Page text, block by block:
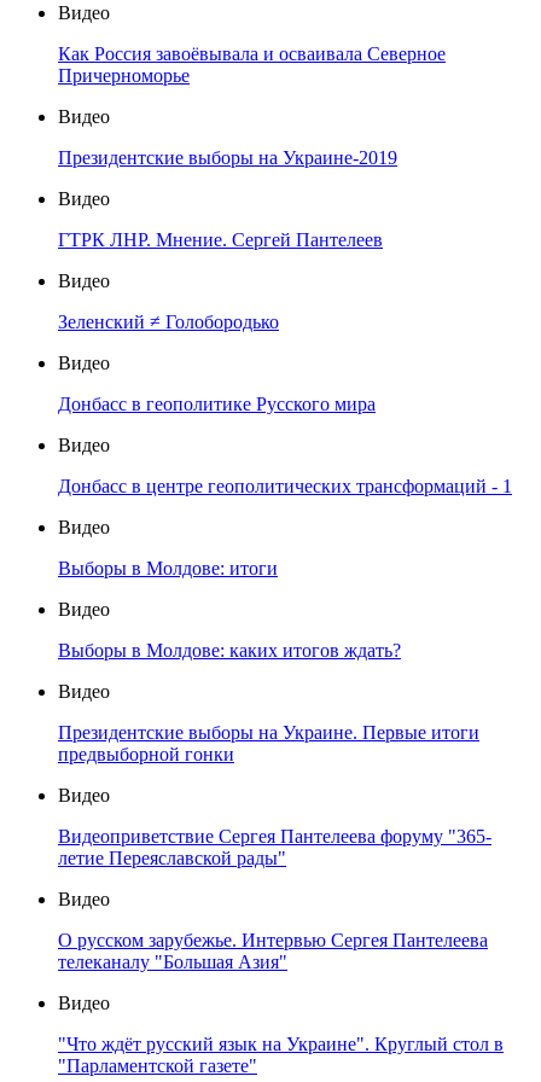
Видео
Как Россия завоёвывала и осваивала Северное
Причерноморье
Видео
Президентские выборы на Украине-2019
Видео
ГТРК ЛНР. Мнение. Сергей Пантелеев
Видео
Зеленский ≠ Голобородько
Видео
Донбасс в геополитике Русского мира
Видео
Донбасс в центре геополитических трансформаций - 1
Видео
Выборы в Молдове: итоги
Видео
Выборы в Молдове: каких итогов ждать?
Видео
Президентские выборы на Украине. Первые итоги
предвыборной гонки
Видео
Видеоприветствие Сергея Пантелеева форуму "365-
летие Переяславской рады"
Видео
О русском зарубежье. Интервью Сергея Пантелеева
телеканалу "Большая Азия"
Видео
"Что ждёт русский язык на Украине". Круглый стол в
"Парламентской газете"